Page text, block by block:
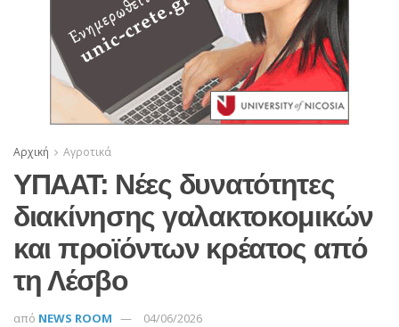
Αρχική Αγροτικά
ΥΠΑΑΤ: Νέες δυνατότητες
διακίνησης γαλακτοκομικών
και προϊόντων κρέατος από
τη Λέσβο
από NEWS ROOM 04/06/2026